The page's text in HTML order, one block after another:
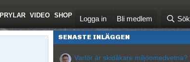
PRYLAR VIDEO SHOP Logga in Bli medlem Sök
SENASTE INLÄGGEN
Varför är skidåkare miljöomedvetna?